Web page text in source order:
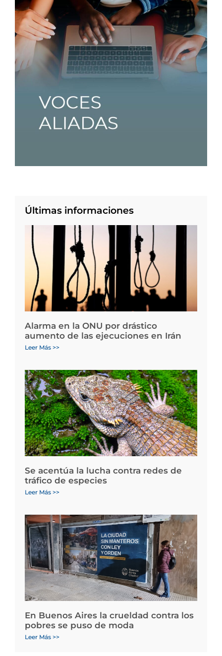
Últimas informaciones
Alarma en la ONU por drástico
aumento de las ejecuciones en Irán
Leer Más >>
Se acentúa la lucha contra redes de
tráfico de especies
Leer Más >>
En Buenos Aires la crueldad contra los
pobres se puso de moda
Leer Más >>